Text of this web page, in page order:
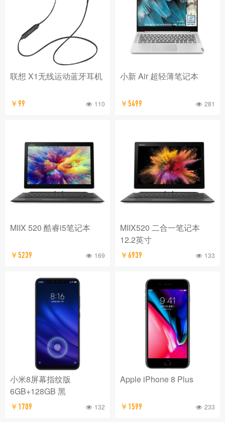
联想 X1无线运动蓝牙耳机
￥99 110
小新 Air 超轻薄笔记本
￥5499 281
MIIX 520 酷睿i5笔记本
￥5239 169
MIIX520 二合一笔记本
12.2英寸
￥6939 133
小米8屏幕指纹版
6GB+128GB 黑
￥1709 132
Apple iPhone 8 Plus
￥1599 233